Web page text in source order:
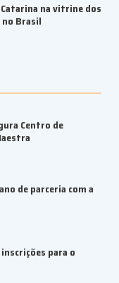
na vitrine dos
Brasil
Centro de
de parceria com a
para o